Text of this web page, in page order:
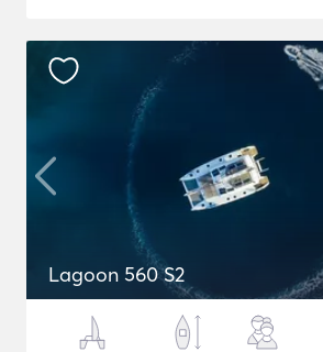
Lagoon 560 S2